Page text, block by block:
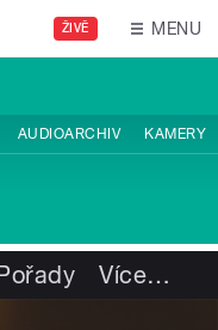
ŽIVĚ MENU
AUDIOARCHIV KAMERY
Více…